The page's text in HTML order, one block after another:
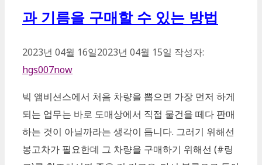
과 기름을 구매할 수 있는 방법
2023년 04월 16일2023년 04월 15일 작성자:
hgs007now
빅 앰비션스에서 처음 차량을 뽑으면 가장 먼저 하게
되는 업무는 바로 도매상에서 직접 물건을 떼다 판매
하는 것이 아닐까라는 생각이 듭니다. 그러기 위해선
봉고차가 필요한데 그 차량을 구매하기 위해선 (#링